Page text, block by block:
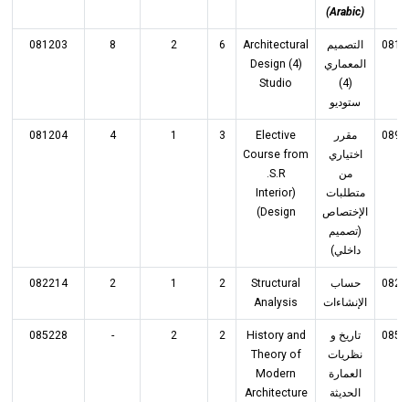
(Arabic)
التصميم
المعماري
(4)
ستوديو
Architectural
Design (4)
Studio
6
2
8
081203
مقرر
اختياري
من
متطلبات
الإختصاص
(تصميم
داخلي)
Elective
Course from
S.R.
(Interior
Design)
3
1
4
081204
حساب
الإنشاءات
Structural
Analysis
2
1
2
082214
تاريخ و
نظريات
العمارة
الحديثة
History and
Theory of
Modern
Architecture
2
2
-
085228